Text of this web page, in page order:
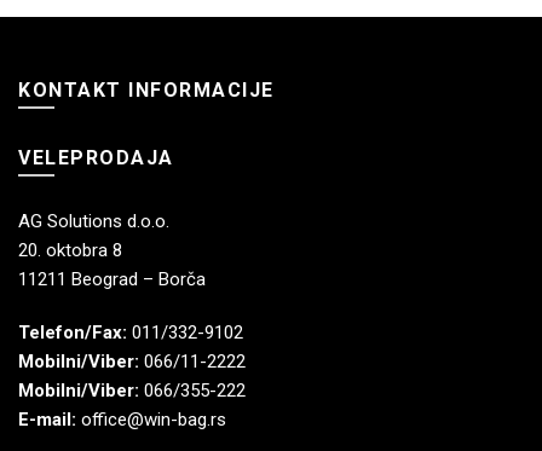
KONTAKT INFORMACIJE
VELEPRODAJA
AG Solutions d.o.o.
20. oktobra 8
11211 Beograd – Borča
Telefon/Fax: 011/332-9102
Mobilni/Viber: 066/11-2222
Mobilni/Viber: 066/355-222
E-mail: office@win-bag.rs